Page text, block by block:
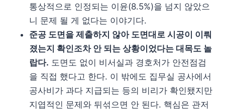
통상적으로 인정되는 이윤(8.5%)을 넘지 않았으
니 문제 될 게 없다는 이야기다.
준공 도면을 제출하지 않아 도면대로 시공이 이뤄
졌는지 확인조차 안 되는 상황이었다는 대목도 놀
랍다. 도면도 없이 비서실과 경호처가 안전점검
을 직접 했다고 한다. 이 밖에도 집무실 공사에서
공사비가 과다 지급되는 등의 비리가 확인됐지만
지엽적인 문제와 뒤섞으면 안 된다. 핵심은 관저